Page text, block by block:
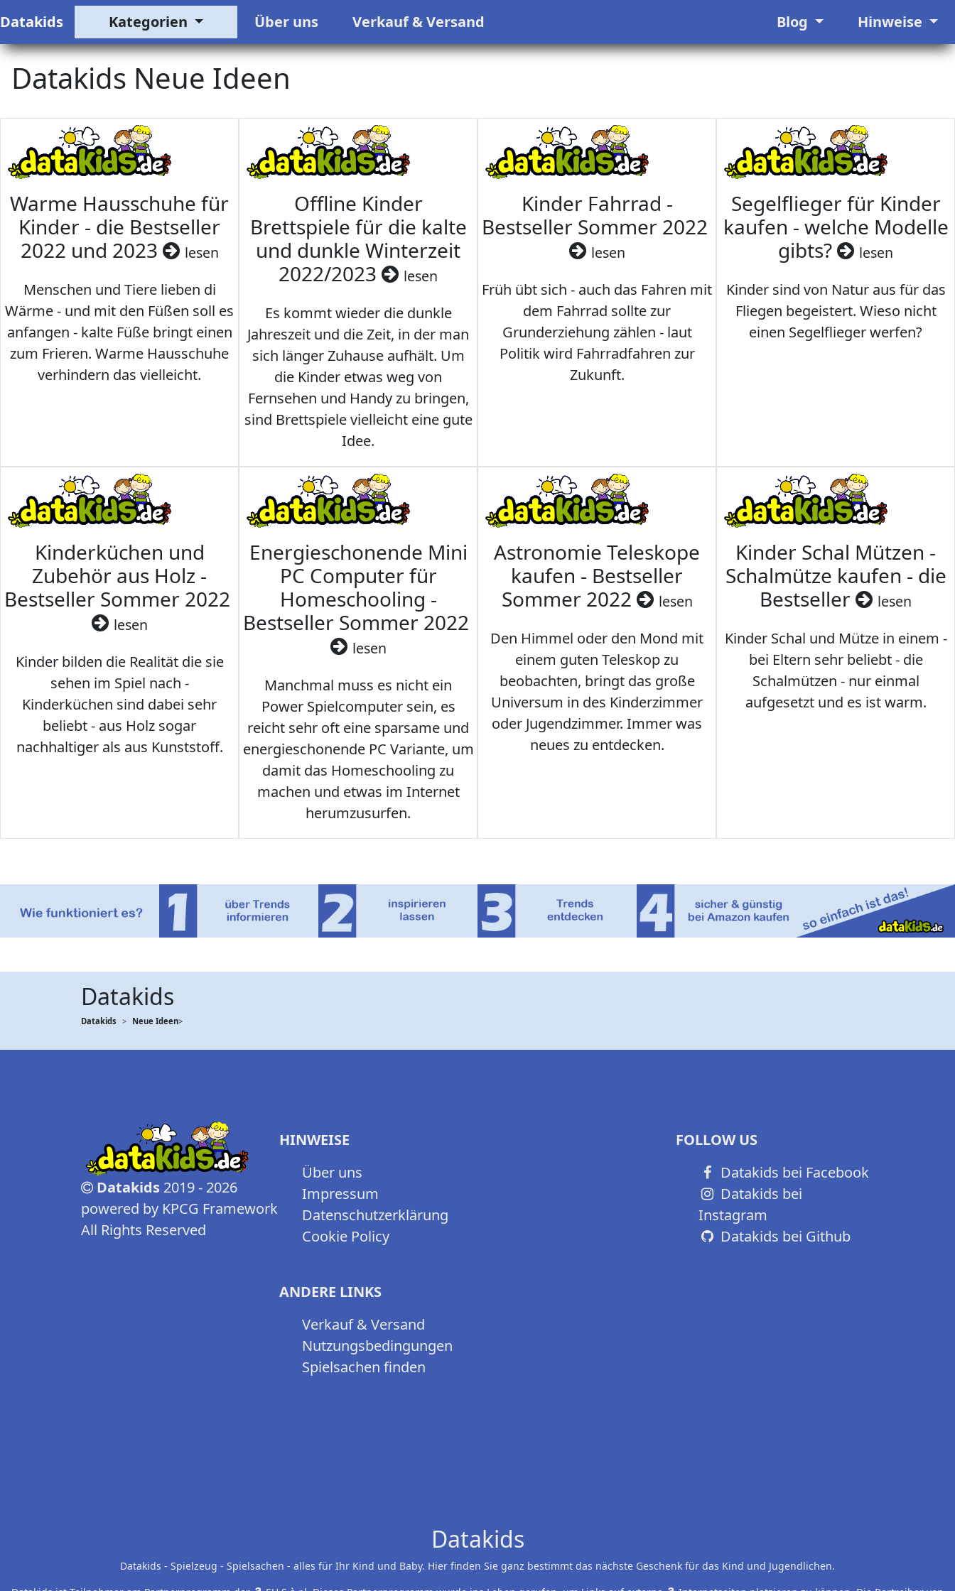
Datakids Kategorien Über uns Verkauf & Versand Blog Hinweise
Datakids Neue Ideen
Warme Hausschuhe für
Kinder - die Bestseller
2022 und 2023
lesen
Menschen und Tiere lieben di
Wärme - und mit den Füßen soll es
anfangen - kalte Füße bringt einen
zum Frieren. Warme Hausschuhe
verhindern das vielleicht.
Offline Kinder
Brettspiele für die kalte
und dunkle Winterzeit
2022/2023
lesen
Es kommt wieder die dunkle
Jahreszeit und die Zeit, in der man
sich länger Zuhause aufhält. Um
die Kinder etwas weg von
Fernsehen und Handy zu bringen,
sind Brettspiele vielleicht eine gute
Idee.
Kinder Fahrrad -
Bestseller Sommer 2022
lesen
Früh übt sich - auch das Fahren mit
dem Fahrrad sollte zur
Grunderziehung zählen - laut
Politik wird Fahrradfahren zur
Zukunft.
Segelflieger für Kinder
kaufen - welche Modelle
gibts?
lesen
Kinder sind von Natur aus für das
Fliegen begeistert. Wieso nicht
einen Segelflieger werfen?
Kinderküchen und
Zubehör aus Holz -
Bestseller Sommer 2022
lesen
Kinder bilden die Realität die sie
sehen im Spiel nach -
Kinderküchen sind dabei sehr
beliebt - aus Holz sogar
nachhaltiger als aus Kunststoff.
Energieschonende Mini
PC Computer für
Homeschooling -
Bestseller Sommer 2022
lesen
Manchmal muss es nicht ein
Power Spielcomputer sein, es
reicht sehr oft eine sparsame und
energieschonende PC Variante, um
damit das Homeschooling zu
machen und etwas im Internet
herumzusurfen.
Astronomie Teleskope
kaufen - Bestseller
Sommer 2022
lesen
Den Himmel oder den Mond mit
einem guten Teleskop zu
beobachten, bringt das große
Universum in des Kinderzimmer
oder Jugendzimmer. Immer was
neues zu entdecken.
Kinder Schal Mützen -
Schalmütze kaufen - die
Bestseller
lesen
Kinder Schal und Mütze in einem -
bei Eltern sehr beliebt - die
Schalmützen - nur einmal
aufgesetzt und es ist warm.
Datakids
Datakids Neue Ideen>
Datakids 2019 - 2026
powered by KPCG Framework
All Rights Reserved
HINWEISE
Über uns
Impressum
Datenschutzerklärung
Cookie Policy
ANDERE LINKS
Verkauf & Versand
Nutzungsbedingungen
Spielsachen finden
FOLLOW US
Datakids bei Facebook
Datakids bei
Instagram
Datakids bei Github
Datakids
Datakids - Spielzeug - Spielsachen - alles für Ihr Kind und Baby. Hier finden Sie ganz bestimmt das nächste Geschenk für das Kind und Jugendlichen.